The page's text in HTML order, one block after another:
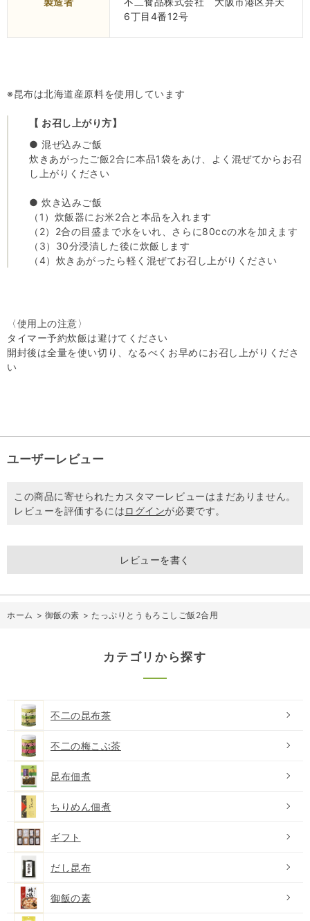
6丁目4番12号
※昆布は北海道産原料を使用しています
【 お召し上がり方】
● 混ぜ込みご飯
炊きあがったご飯2合に本品1袋をあけ、よく混ぜてからお召
し上がりください
● 炊き込みご飯
（1）炊飯器にお米2合と本品を入れます
（2）2合の目盛まで水をいれ、さらに80ccの水を加えます
（3）30分浸漬した後に炊飯します
（4）炊きあがったら軽く混ぜてお召し上がりください
〈使用上の注意〉
タイマー予約炊飯は避けてください
開封後は全量を使い切り、なるべくお早めにお召し上がりくださ
い
ユーザーレビュー
この商品に寄せられたカスタマーレビューはまだありません。
レビューを評価するにはログインが必要です。
レビューを書く
ホーム > 御飯の素 > たっぷりとうもろこしご飯2合用
カテゴリから探す
不二の昆布茶
不二の梅こぶ茶
昆布佃煮
ちりめん佃煮
ギフト
だし昆布
御飯の素